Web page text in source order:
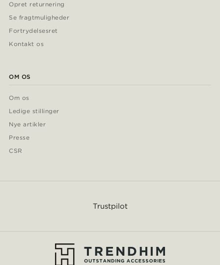
Opret returnering
Se fragtmuligheder
Fortrydelsesret
Kontakt os
OM OS
Om os
Ledige stillinger
Nye artikler
Presse
CSR
Trustpilot